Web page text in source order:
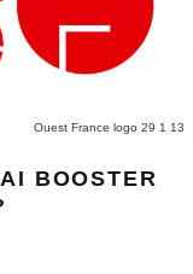
Ouest France logo 29 1 13
BOOSTER